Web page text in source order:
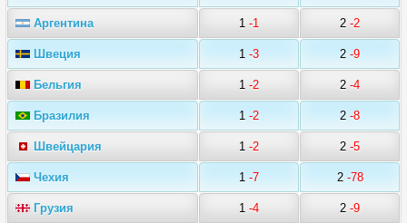
Аргентина 1 -1 2 -2
Швеция 1 -3 2 -9
Бельгия 1 -2 2 -4
Бразилия 1 -2 2 -8
Швейцария 1 -2 2 -5
Чехия 1 -7 2-78
Грузия 1 -4 2 -9